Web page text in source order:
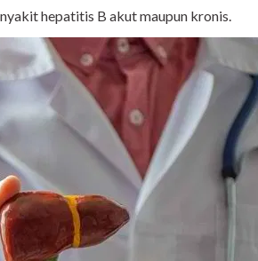
hepatitis B akut maupun kronis.